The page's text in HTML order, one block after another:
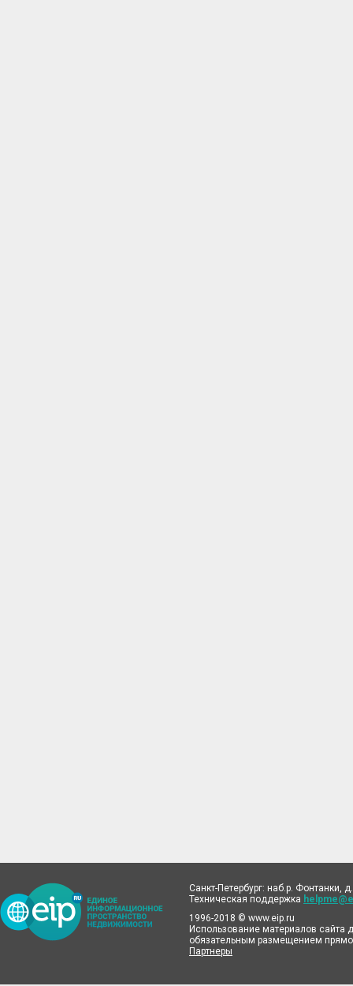
Санкт-Петербург: наб.р. Фонтанки,
Техническая поддержка
1996-2018 © www.eip.ru
Использование материалов сайта
обязательным размещением
Партнеры